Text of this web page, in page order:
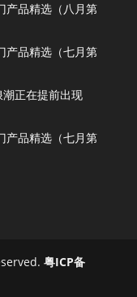
品精选（八月第
品精选（七月第
正在提前出现
品精选（七月第
粤ICP备